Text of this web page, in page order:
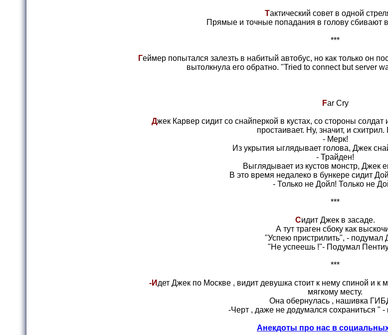
Тактический совет в одной
Прямые и точные попадания в голову сбивают
***
Геймер попытался залезть в набитый автобус, но как только он
вытолкнула его обратно. "Tried to connect but server
Far Cry
Джек Карвер сидит со снайперкой в кустах, со стороны
простаивает. Ну, значит, и схитрил.
- Мерк!
Из укрытия ыглядывает голова, Джек
- Трайден!
Выглядывает из кустов монстр, Джек
В это время недалеко в бункере сидит
- Только не Дойл! Только не
***
Сидит Джек в засаде.
А тут траген сбоку как
"Успею пристрилить", - подумал
"Не успеешь !"- Подумал
***
-И дет Джек по Москве , видит девушка стоит к нему спиной и
мягкому месту.
Она обернулась , нашивка
-Черт , даже не додумался сохраниться "
Анекдоты про нас в